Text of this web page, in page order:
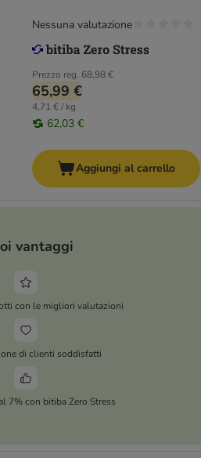
Prezzo reg. 68,98 €
65,99 €
4,71 € / kg
62,03 €
Nessuna valutazione
Aggiungi al carrello
vantaggi
con le migliori valutazioni
di clienti soddisfatti
7% con bitiba Zero Stress